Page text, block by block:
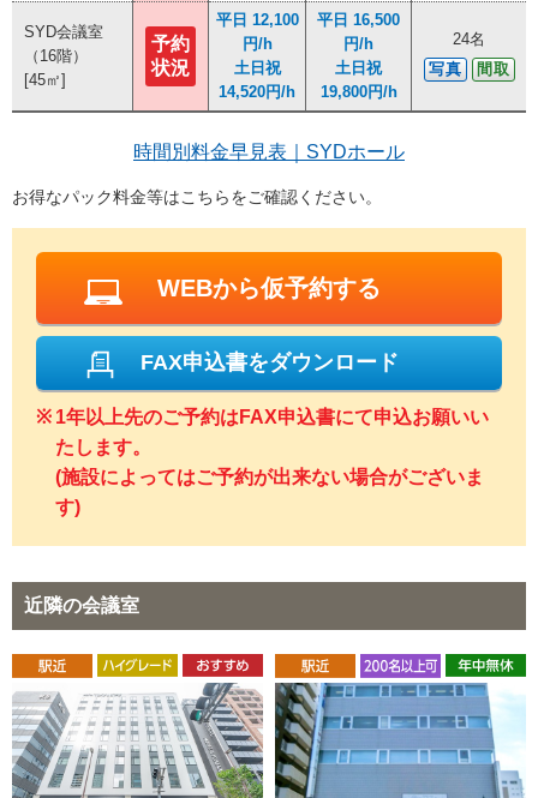
SYD会議室
（16階）
[45㎡]
予約
状況
平日 12,100
円/h
土日祝
14,520円/h
平日 16,500
円/h
土日祝
19,800円/h
24名
写真
間取
SYD会議室
（16階）
[45㎡]
予約
状況
平日 12,100
円/h
土日祝
14,520円/h
平日 16,500
円/h
土日祝
19,800円/h
24名
写真
間取
時間別料金早見表｜SYDホール
お得なパック料金等はこちらをご確認ください。
WEBから仮予約する
FAX申込書をダウンロード
1年以上先のご予約はFAX申込書にて申込お願いい
たします。
(施設によってはご予約が出来ない場合がございま
す)
近隣の会議室